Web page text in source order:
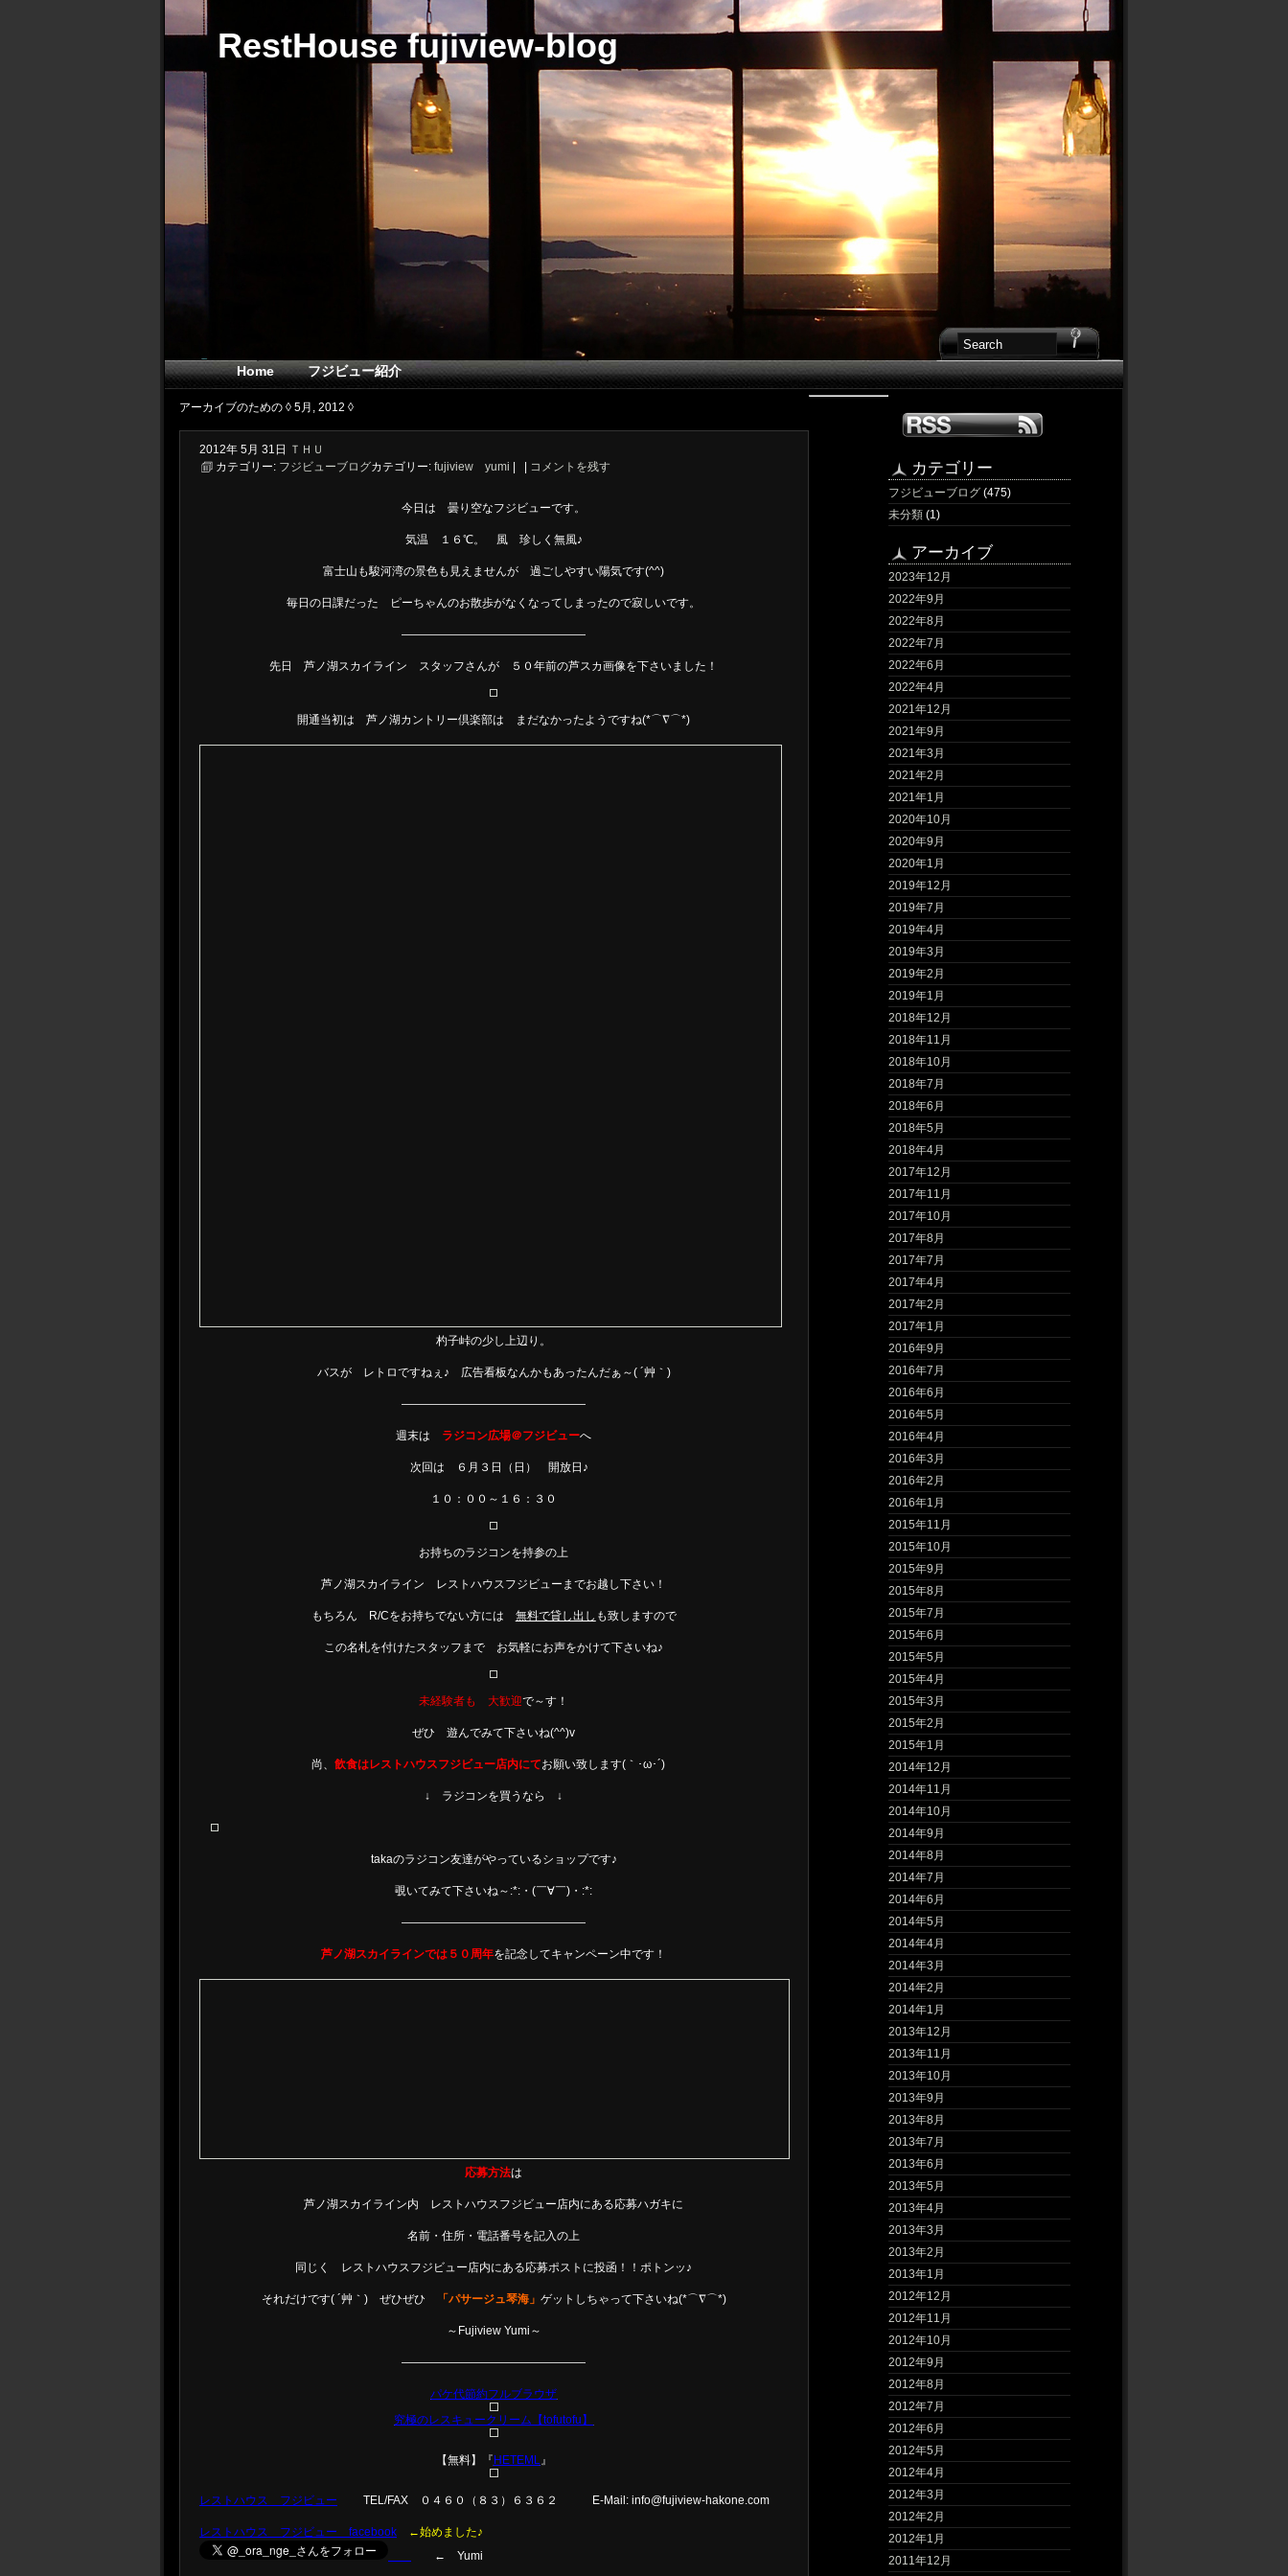
RestHouse fujiview-blog
Home フジビュー紹介
カテゴリー
フジビューブログ (475)
未分類 (1)
アーカイブ
2023年12月
2022年9月
2022年8月
2022年7月
2022年6月
2022年4月
2021年12月
2021年9月
2021年3月
2021年2月
2021年1月
2020年10月
2020年9月
2020年1月
2019年12月
2019年7月
2019年4月
2019年3月
2019年2月
2019年1月
2018年12月
2018年11月
2018年10月
2018年7月
2018年6月
2018年5月
2018年4月
2017年12月
2017年11月
2017年10月
2017年8月
2017年7月
2017年4月
2017年2月
2017年1月
2016年9月
2016年7月
2016年6月
2016年5月
2016年4月
2016年3月
2016年2月
2016年1月
2015年11月
2015年10月
2015年9月
2015年8月
2015年7月
2015年6月
2015年5月
2015年4月
2015年3月
2015年2月
2015年1月
2014年12月
2014年11月
2014年10月
2014年9月
2014年8月
2014年7月
2014年6月
2014年5月
2014年4月
2014年3月
2014年2月
2014年1月
2013年12月
2013年11月
2013年10月
2013年9月
2013年8月
2013年7月
2013年6月
2013年5月
2013年4月
2013年3月
2013年2月
2013年1月
2012年12月
2012年11月
2012年10月
2012年9月
2012年8月
2012年7月
2012年6月
2012年5月
2012年4月
2012年3月
2012年2月
2012年1月
2011年12月
アーカイブのための ◊ 5月, 2012 ◊
2012年 5月 31日
ＴＨＵ
カテゴリー: fujiview yumi
カテゴリー: フジビューブログ コメントを残す
今日は 曇り空なフジビューです。
気温 １６℃。 風 珍しく無風♪
富士山も駿河湾の景色も見えませんが 過ごしやすい陽気です(^^)
毎日の日課だった ピーちゃんのお散歩がなくなってしまったので寂しいです。
————————————————
先日 芦ノ湖スカイライン スタッフさんが ５０年前の芦スカ画像を下さいました！
開通当初は 芦ノ湖カントリー倶楽部は まだなかったようですね(*⌒∇⌒*)
杓子峠の少し上辺り。
バスが レトロですねぇ♪ 広告看板なんかもあったんだぁ～( ´艸｀)
————————————————
週末は ラジコン広場＠フジビューへ
次回は ６月３日（日） 開放日♪
１０：００～１６：３０
お持ちのラジコンを持参の上
芦ノ湖スカイライン レストハウスフジビューまでお越し下さい！
もちろん R/Cをお持ちでない方には 無料で貸し出し も致しますので
この名札を付けたスタッフまで お気軽にお声をかけて下さいね♪
未経験者も 大歓迎で～す！
ぜひ 遊んでみて下さいね(^^)v
尚、 飲食はレストハウスフジビュー店内にてお願い致します(｀･ω･´)ゞ
↓ ラジコンを買うなら ↓
takaのラジコン友達がやっているショップです♪
覗いてみて下さいね～:*:・(￣∀￣)・:*:
————————————————
芦ノ湖スカイラインでは５０周年を記念してキャンペーン中です！
応募方法は
芦ノ湖スカイライン内 レストハウスフジビュー店内にある応募ハガキに
名前・住所・電話番号を記入の上
同じく レストハウスフジビュー店内にある応募ポストに投函！！ポトンッ♪
それだけです( ´艸｀) ぜひぜひ 「パサージュ琴海」 ゲットしちゃって下さいね(*⌒∇⌒*)
～Fujiview Yumi～
————————————————
パケ代節約フルブラウザ
究極のレスキュークリーム【tofutofu】
【無料】『 HETEML』
レストハウス フジビュー TEL/FAX ０４６０（８３）６３６２ E-Mail: info@fujiview-hakone.com
レストハウス フジビュー facebook
←始めました♪
← Yumi